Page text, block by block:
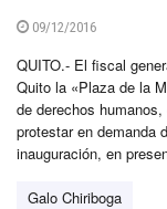
09/12/2016
QUITO.- El fiscal
Quito la «Plaza de la
de derechos
protestar en demanda
inauguración, en
Galo Chiriboga